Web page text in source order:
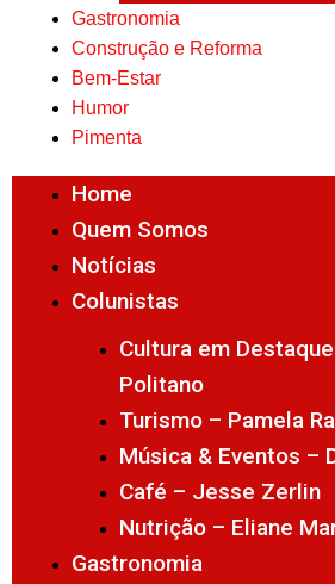
Gastronomia
Construção e Reforma
Bem-Estar
Humor
Pimenta
Home
Quem Somos
Notícias
Colunistas
Cultura em
Politano
Turismo – Pamela
Música & Eventos –
Café – Jesse Zerlin
Nutrição – Eliane
Gastronomia